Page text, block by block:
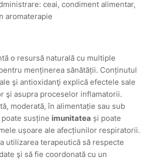
ceai, condiment alimentar,
aromaterapie
o resursă naturală cu multiple
menținerea sănătății. Conținutul
şi antioxidanţi explică efectele sale
şi asupra proceselor inflamatorii.
moderată, în alimentație sau sub
susține imunitatea și poate
ușoare ale afecțiunilor respiratorii.
utilizarea terapeutică să respecte
şi să fie coordonată cu un